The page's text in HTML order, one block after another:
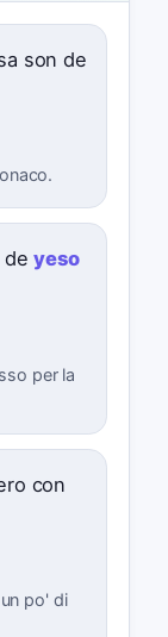
son de
deyeso
per la
con
po' di